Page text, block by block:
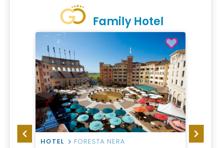
Family Hotel
HOTEL FORESTA NERA HOTEL